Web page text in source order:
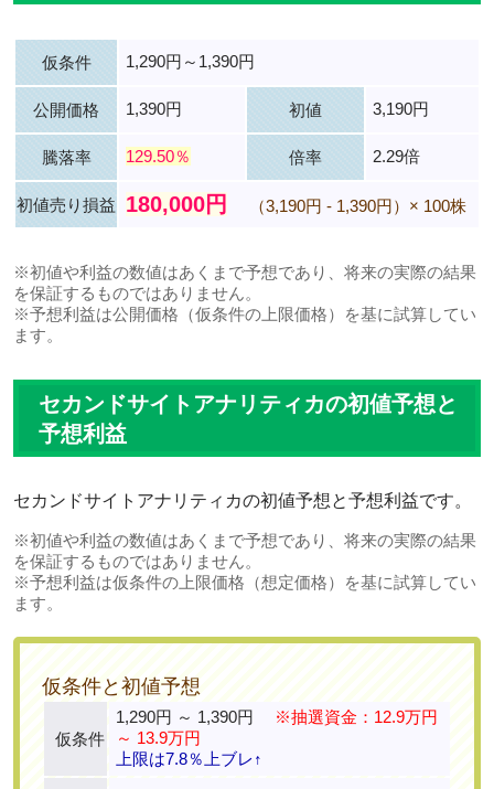
仮条件 1,290円～1,390円
公開価格 1,390円 初値 3,190円
騰落率 129.50％ 倍率 2.29倍
初値売り損益 180,000円 （3,190円 - 1,390円）× 100株
※初値や利益の数値はあくまで予想であり、将来の実際の結果
を保証するものではありません。
※予想利益は公開価格（仮条件の上限価格）を基に試算してい
ます。
セカンドサイトアナリティカの初値予想と
予想利益
セカンドサイトアナリティカの初値予想と予想利益です。
※初値や利益の数値はあくまで予想であり、将来の実際の結果
を保証するものではありません。
※予想利益は仮条件の上限価格（想定価格）を基に試算してい
ます。
仮条件と初値予想
仮条件
1,290円 ～ 1,390円
※抽選資金：12.9万円
～ 13.9万円
上限は7.8％上ブレ↑